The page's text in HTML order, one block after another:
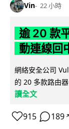
Vin 22 小時
逾 20 款
動連線回
網絡安全公司
的 20 多款路由
讀全文
915 189 ↗